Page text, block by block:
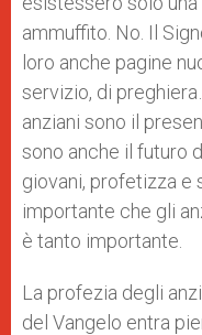
ammuffito. No. Il
loro anche pagine
servizio, di
anziani sono il
sono anche il futuro
giovani, profetizza e
importante che gli
è tanto importante.
La profezia degli
del Vangelo entra